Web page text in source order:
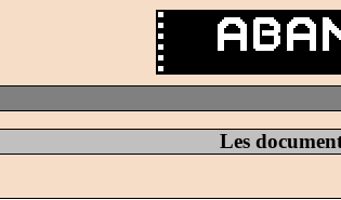
Les